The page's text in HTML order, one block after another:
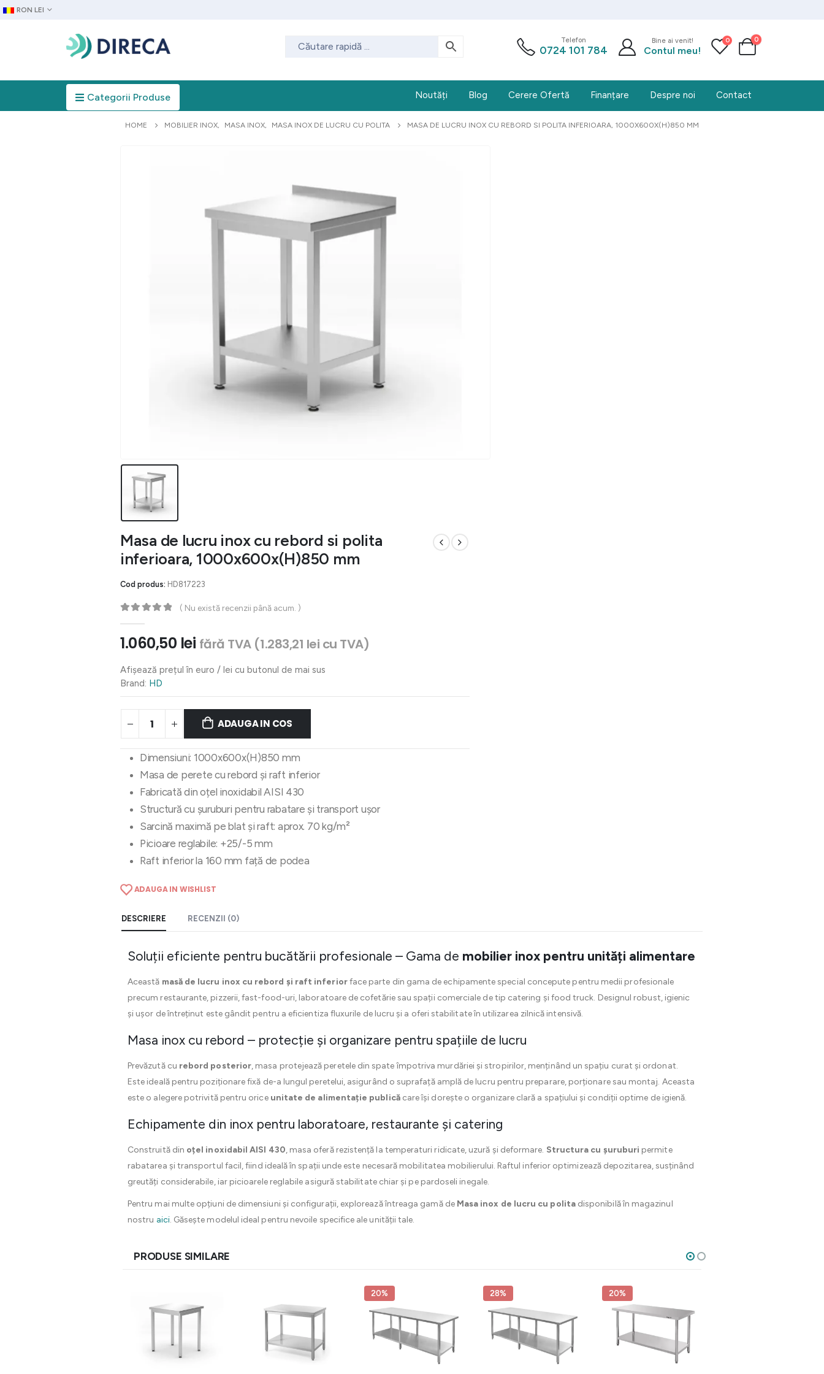
RON LEI
Telefon
0724 101 784
Bine ai venit!
Contul meu!
0 0
Categorii Produse Noutăți Blog Cerere Ofertă Finanțare Despre noi Contact
HOME MOBILIER INOX, MASA INOX, MASA INOX DE LUCRU CU POLITA MASA DE LUCRU INOX CU REBORD SI POLITA INFERIOARA, 1000X600X(H)850 MM
Masa de lucru inox cu rebord si polita
inferioara, 1000x600x(H)850 mm
Cod produs: HD817223
( Nu există recenzii până acum. )
1.060,50 lei fără TVA (1.283,21 lei cu TVA)
Afișează prețul în euro / lei cu butonul de mai sus
Brand: HD
ADAUGA IN COS
Dimensiuni: 1000x600x(H)850 mm
Masa de perete cu rebord și raft inferior
Fabricată din oțel inoxidabil AISI 430
Structură cu șuruburi pentru rabatare și transport ușor
Sarcină maximă pe blat și raft: aprox. 70 kg/m²
Picioare reglabile: +25/-5 mm
Raft inferior la 160 mm față de podea
ADAUGA IN WISHLIST
DESCRIERE RECENZII (0)
Soluții eficiente pentru bucătării profesionale – Gama de mobilier inox pentru unități alimentare
Această masă de lucru inox cu rebord și raft inferiorface parte din gama de echipamente special concepute pentru medii profesionale
precum restaurante, pizzerii, fast-food-uri, laboratoare de cofetărie sau spații comerciale de tip catering și food truck. Designul robust, igienic
și ușor de întreținut este gândit pentru a eficientiza fluxurile de lucru și a oferi stabilitate în utilizarea zilnică intensivă.
Masa inox cu rebord – protecție și organizare pentru spațiile de lucru
Prevăzută cu rebord posterior, masa protejează peretele din spate împotriva murdăriei și stropirilor, menținând un spațiu curat și ordonat.
Este ideală pentru poziționare fixă de-a lungul peretelui, asigurând o suprafață amplă de lucru pentru preparare, porționare sau montaj. Aceasta
este o alegere potrivită pentru orice unitate de alimentație publicăcare își dorește o organizare clară a spațiului și condiții optime de igienă.
Echipamente din inox pentru laboratoare, restaurante și catering
Construită din oțel inoxidabil AISI 430, masa oferă rezistență la temperaturi ridicate, uzură și deformare. Structura cu șuruburi permite
rabatarea și transportul facil, fiind ideală în spații unde este necesară mobilitatea mobilierului. Raftul inferior optimizează depozitarea, susținând
greutăți considerabile, iar picioarele reglabile asigură stabilitate chiar și pe pardoseli inegale.
Pentru mai multe opțiuni de dimensiuni și configurații, explorează întreaga gamă de Masa inox de lucru cu politadisponibilă în magazinul
nostru aici. Găsește modelul ideal pentru nevoile specifice ale unității tale.
PRODUSE SIMILARE
20% 28% 20%